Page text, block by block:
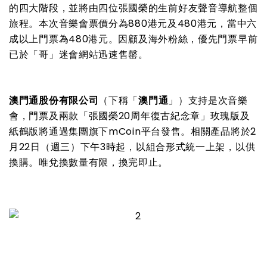
的四大階段，並將由四位張國榮的生前好友聲音導航整個
旅程。本次音樂會票價分為880港元及480港元，當中六
成以上門票為480港元。因顧及海外粉絲，優先門票早前
已於 「哥」迷會網站迅速售罄。
澳門通股份有限公司 （下稱「澳門通」）支持是次音樂
會， 門票及兩款「張國榮20周年復古紀念章」玫瑰版及
紙鶴版將通過集團旗下mCoin平台發售。相關產品將於2
月22日（週三）下午3時起 ，以組合形式統一上架，以供
換購。唯兌換數量有限，換完即止。